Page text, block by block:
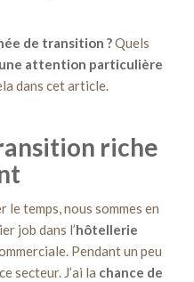
de transition ?Quels
attention particulière
dans cet article.
riche
le temps, nous sommes en
job dans l’hôtellerie
Pendant un peu
secteur. J’ai la chance de